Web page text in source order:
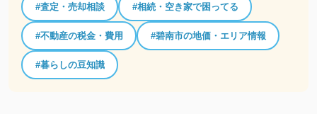
#査定・売却相談 #相続・空き家で困ってる
#不動産の税金・費用 #碧南市の地価・エリア情報
#暮らしの豆知識